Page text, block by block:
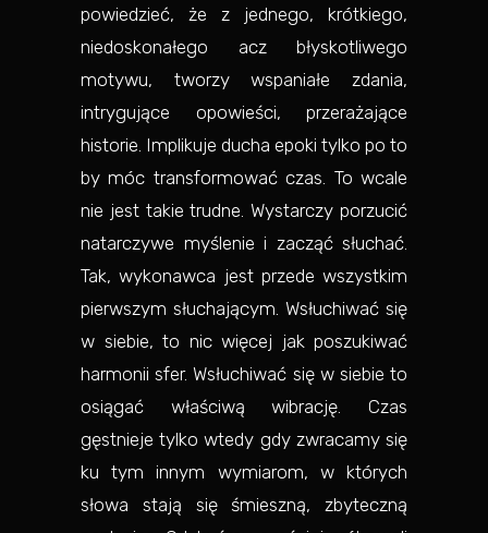
powiedzieć, że z jednego, krótkiego,
niedoskonałego acz błyskotliwego
motywu, tworzy wspaniałe zdania,
intrygujące opowieści, przerażające
historie. Implikuje ducha epoki tylko po to
by móc transformować czas. To wcale
nie jest takie trudne. Wystarczy porzucić
natarczywe myślenie i zacząć słuchać.
Tak, wykonawca jest przede wszystkim
pierwszym słuchającym. Wsłuchiwać się
w siebie, to nic więcej jak poszukiwać
harmonii sfer. Wsłuchiwać się w siebie to
osiągać właściwą wibrację. Czas
gęstnieje tylko wtedy gdy zwracamy się
ku tym innym wymiarom, w których
słowa stają się śmieszną, zbyteczną